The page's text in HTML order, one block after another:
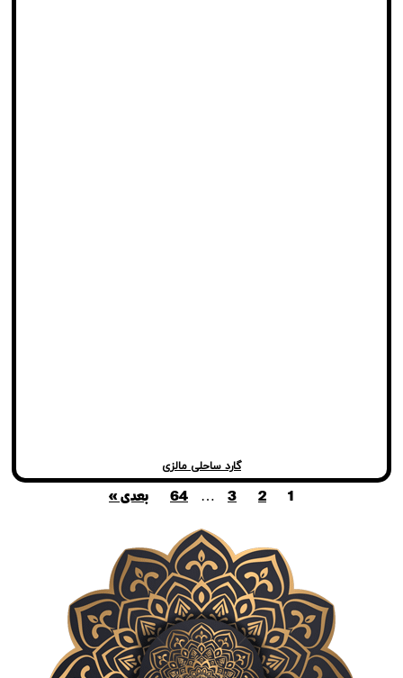
گارد ساحلی مالزی
1
2
3
…
64 بعدی »